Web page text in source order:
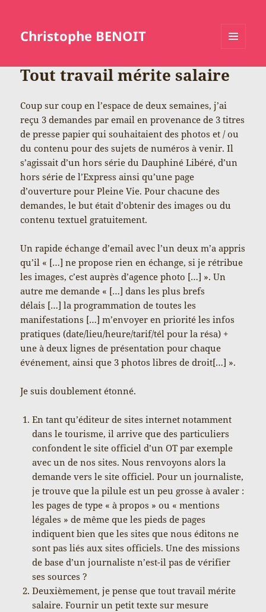
Christophe BENOIT
WIDGETS
Tout travail mérite salaire
Coup sur coup en l’espace de deux semaines, j’ai
reçu 3 demandes par email en provenance de 3 titres
de presse papier qui souhaitaient des photos et / ou
du contenu pour des sujets de numéros à venir. Il
s’agissait d’un hors série du Dauphiné Libéré, d’un
hors série de l’Express ainsi qu’une page
d’ouverture pour Pleine Vie. Pour chacune des
demandes, le but était d’obtenir des images ou du
contenu textuel gratuitement.
Un rapide échange d’email avec l’un deux m’a appris
qu’il « […] ne propose rien en échange, si je rétribue
les images, c’est auprès d’agence photo […] ». Un
autre me demande « […] dans les plus brefs
délais […] la programmation de toutes les
manifestations […] m’envoyer en priorité les infos
pratiques (date/lieu/heure/tarif/tél pour la résa) +
une à deux lignes de présentation pour chaque
événement, ainsi que 3 photos libres de droit[…] ».
Je suis doublement étonné.
En tant qu’éditeur de sites internet notamment
dans le tourisme, il arrive que des particuliers
confondent le site officiel d’un OT par exemple
avec un de nos sites. Nous renvoyons alors la
demande vers le site officiel. Pour un journaliste,
je trouve que la pilule est un peu grosse à avaler :
les pages de type « à propos » ou « mentions
légales » de même que les pieds de pages
indiquent bien que les sites que nous éditons ne
sont pas liés aux sites officiels. Une des missions
de base d’un journaliste n’est-il pas de vérifier
ses sources ?
Deuxièmement, je pense que tout travail mérite
salaire. Fournir un petit texte sur mesure